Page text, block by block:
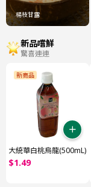
楊枝甘露
新品嚐鮮
驚喜連連
新商品
大統華白桃烏龍(500mL)
$1.49